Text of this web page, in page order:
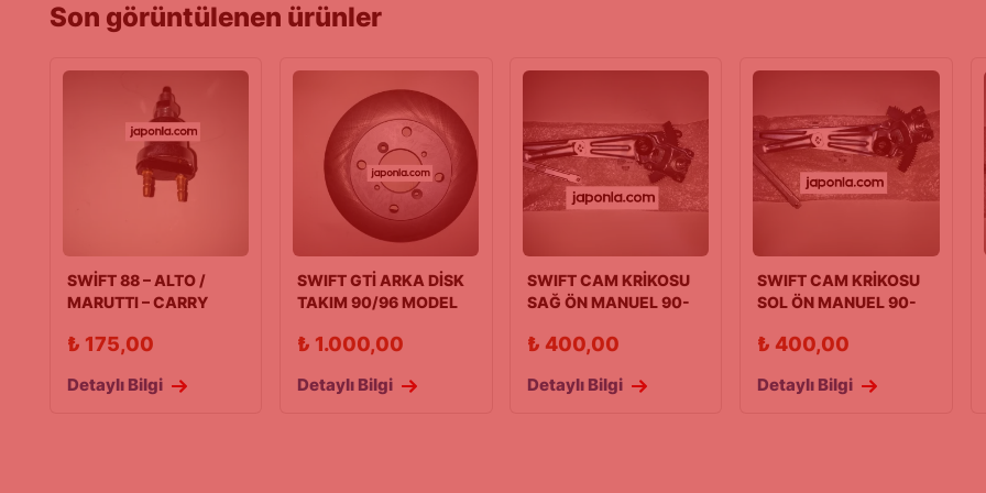
Son görüntülenen ürünler
SWİFT 88 – ALTO /
MARUTTI – CARRY
₺ 175,00
Detaylı Bilgi
SWIFT GTİ ARKA DİSK
TAKIM 90/96 MODEL
₺ 1.000,00
Detaylı Bilgi
SWIFT CAM KRİKOSU
SAĞ ÖN MANUEL 90-
₺ 400,00
Detaylı Bilgi
SWIFT CAM KRİKOSU
SOL ÖN MANUEL 90-
₺ 400,00
Detaylı Bilgi